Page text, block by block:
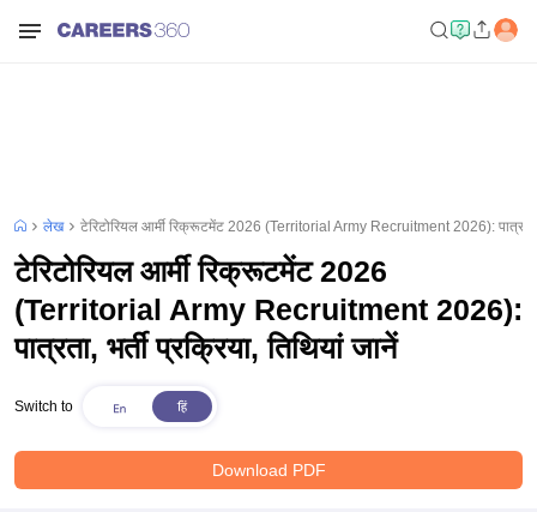
लेख टेरिटोरियल आर्मी रिक्रूटमेंट 2026 (Territorial Army Recruitment 2026): पात्रता,
टेरिटोरियल आर्मी रिक्रूटमेंट 2026
(Territorial Army Recruitment 2026):
पात्रता, भर्ती प्रक्रिया, तिथियां जानें
Switch to
Download PDF